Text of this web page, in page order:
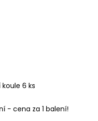
6 ks
- cena za 1 balení!